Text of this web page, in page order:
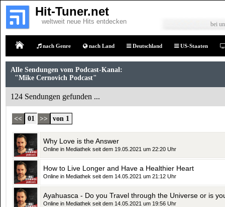
Hit-Tuner.net
weltweit neue Hits entdecken bei
nach Genre nach Land Deutschland US-Staaten
Alle Sendungen vom Podcast-Kanal:
"Mike Cernovich Podcast"
124 Sendungen gefunden ...
<< 01 >> von 1
Why Love is the Answer
Online in Mediathek seit dem 19.05.2021 um 22:20 Uhr
How to Live Longer and Have a Healthier Heart
Online in Mediathek seit dem 14.05.2021 um 21:12 Uhr
Online in Mediathek seit dem 14.05.2021 um 19:56 Uhr